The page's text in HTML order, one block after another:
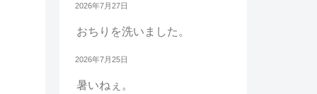
2026年7月27日
おちりを洗いました。
2026年7月25日
暑いねぇ。